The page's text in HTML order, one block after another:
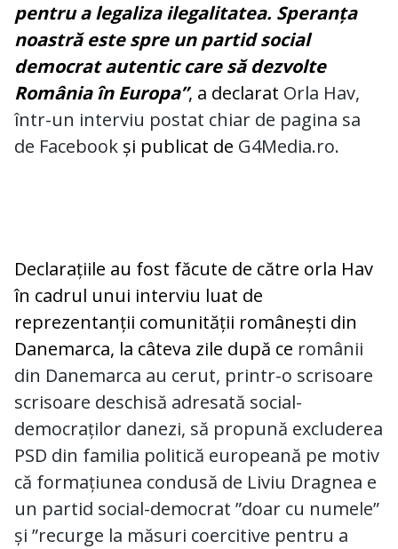
pentru a legaliza ilegalitatea. Speranța
noastră este spre un partid social
democrat autentic care să dezvolte
România în Europa”, a declarat Orla Hav,
într-un interviu postat chiar de pagina sa
de Facebook și publicat de G4Media.ro.
Declarațiile au fost făcute de către orla Hav
în cadrul unui interviu luat de
reprezentanții comunității românești din
Danemarca, la câteva zile după ce românii
din Danemarca au cerut, printr-o scrisoare
scrisoare deschisă adresată social-
democraților danezi, să propună excluderea
PSD din familia politică europeană pe motiv
că formațiunea condusă de Liviu Dragnea e
un partid social-democrat ”doar cu numele”
și ”recurge la măsuri coercitive pentru a